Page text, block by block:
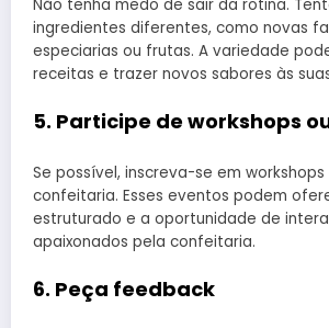
Não tenha medo de sair da rotina.
ingredientes diferentes, como novas
especiarias ou frutas. A variedade
receitas e trazer novos sabores às
5. Participe de workshops
Se possível, inscreva-se em
confeitaria. Esses eventos podem
estruturado e a oportunidade de
apaixonados pela confeitaria.
6. Peça feedback